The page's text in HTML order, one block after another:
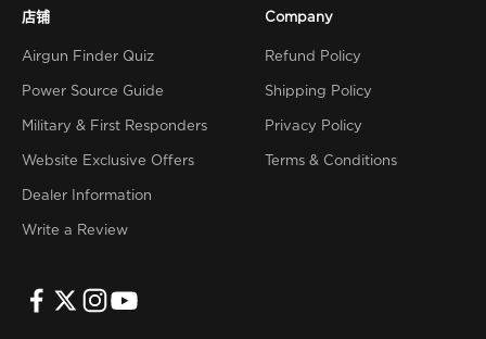
店铺
Airgun Finder Quiz
Power Source Guide
Military & First Responders
Website Exclusive Offers
Dealer Information
Write a Review
Company
Refund Policy
Shipping Policy
Privacy Policy
Terms & Conditions